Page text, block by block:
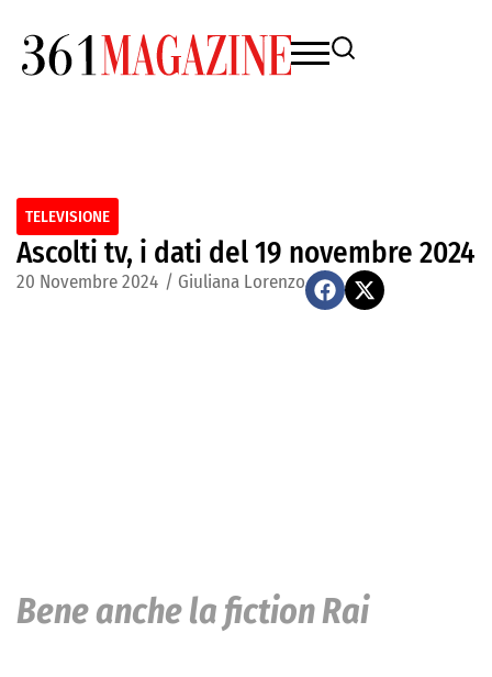
TELEVISIONE
Ascolti tv, i dati del 19 novembre 2024
20 Novembre 2024 / Giuliana Lorenzo
Bene anche la fiction Rai